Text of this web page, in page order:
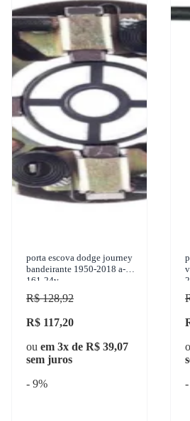
porta escova dodge journey
bandeirante 1950-2018 a-
161-24v
R$ 128,92
R$ 117,20
ou em 3x de R$ 39,07
sem juros
- 9%